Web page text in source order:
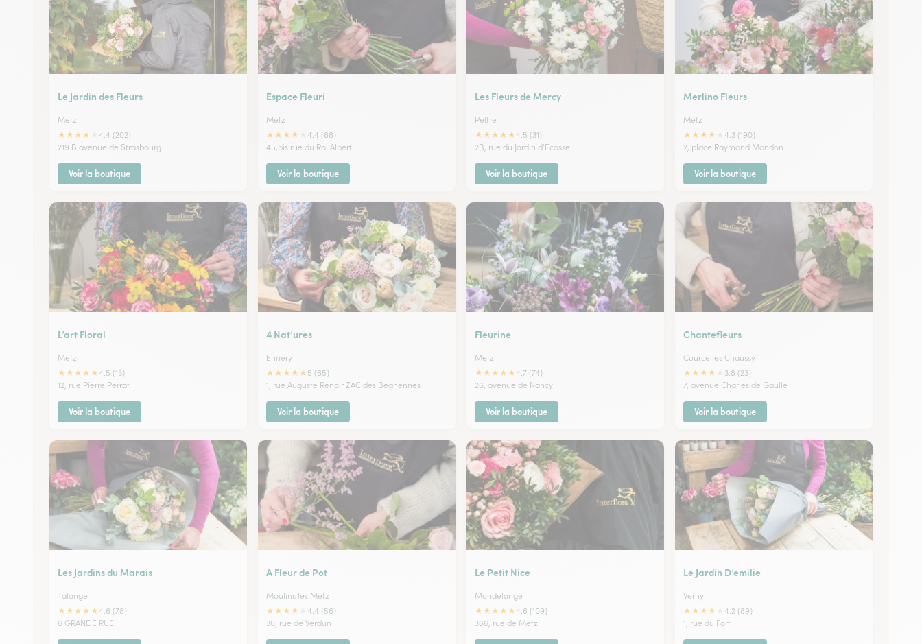
Le Jardin des Fleurs
Metz
★★★★
4.4 (202)
219 B avenue de Strasbourg
Voir la boutique
Espace Fleuri
Metz
★★★★
4.4 (68)
45,bis rue du Roi Albert
Voir la boutique
Les Fleurs de Mercy
Peltre
★★★★★4.5 (31)
2B, rue du Jardin d'Ecosse
Voir la boutique
Merlino Fleurs
Metz
★★★★
4.3 (190)
2, place Raymond Mondon
Voir la boutique
L’art Floral
Metz
★★★★★4.5 (13)
12, rue Pierre Perrat
Voir la boutique
4 Nat’ures
Ennery
★★★★★ 5 (65)
1, rue Auguste Renoir ZAC des Begnennes
Voir la boutique
Fleurine
Metz
★★★★★4.7 (74)
26, avenue de Nancy
Voir la boutique
Chantefleurs
Courcelles Chaussy
★★★★
3.8 (23)
7, avenue Charles de Gaulle
Voir la boutique
Les Jardins du Marais
Talange
★★★★★4.6 (78)
6 GRANDE RUE
A Fleur de Pot
Moulins les Metz
★★★★
4.4 (56)
30, rue de Verdun
Le Petit Nice
Mondelange
★★★★★4.6 (109)
366, rue de Metz
Le Jardin D’emilie
Verny
★★★★
4.2 (89)
1, rue du Fort